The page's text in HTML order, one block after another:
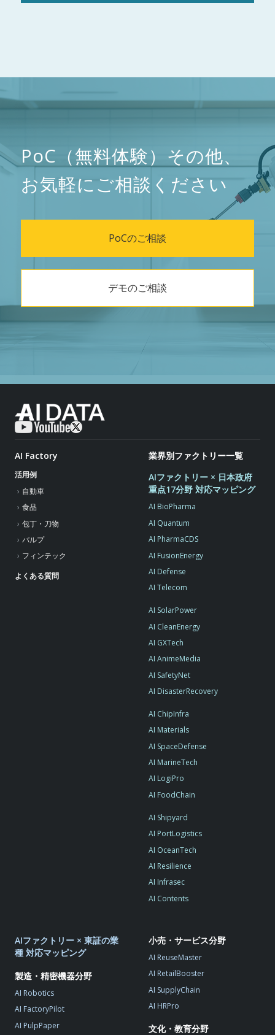
PoC（無料体験）その他、
お気軽にご相談ください
PoCのご相談
デモのご相談
AI Factory
活用例
自動車
食品
包丁・刀物
パルプ
フィンテック
よくある質問
業界別ファクトリー一覧
AIファクトリー × 日本政府
重点17分野 対応マッピング
AI BioPharma
AI Quantum
AI PharmaCDS
AI FusionEnergy
AI Defense
AI Telecom
AI SolarPower
AI CleanEnergy
AI GXTech
AI AnimeMedia
AI SafetyNet
AI DisasterRecovery
AI ChipInfra
AI Materials
AI SpaceDefense
AI MarineTech
AI LogiPro
AI FoodChain
AI Shipyard
AI PortLogistics
AI OceanTech
AI Resilience
AI Infrasec
AI Contents
AIファクトリー × 東証の業
種 対応マッピング
製造・精密機器分野
AI Robotics
AI FactoryPilot
AI PulpPaper
小売・サービス分野
AI ReuseMaster
AI RetailBooster
AI SupplyChain
AI HRPro
文化・教育分野